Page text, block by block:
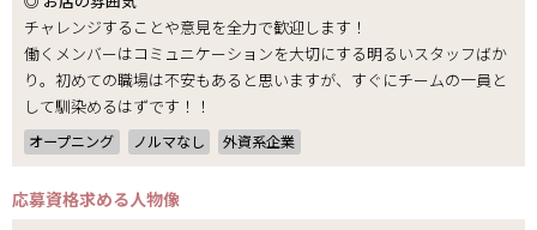
チャレンジすることや意見を全力で歓迎します！
働くメンバーはコミュニケーションを大切にする明るいスタッフばか
り。初めての職場は不安もあると思いますが、すぐにチームの一員と
して馴染めるはずです！！
オープニング ノルマなし 外資系企業
応募資格求める人物像